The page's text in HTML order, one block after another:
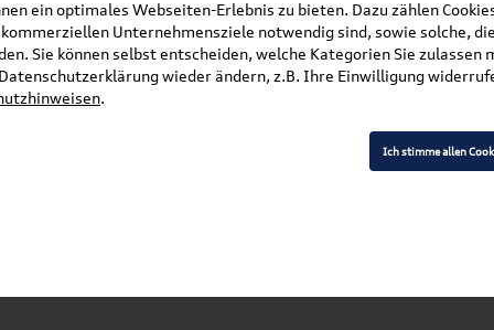
E-Mail
Zubehör » Komfort & Schutz »
ein optimales Webseiten-Erlebnis zu bieten. Dazu zählen
Unternehmensziele notwendig sind, sowie solche,
Sie können selbst entscheiden, welche Kategorien Sie zulassen
wieder ändern, z.B. Ihre Einwilligung
.
Ich stimme allen